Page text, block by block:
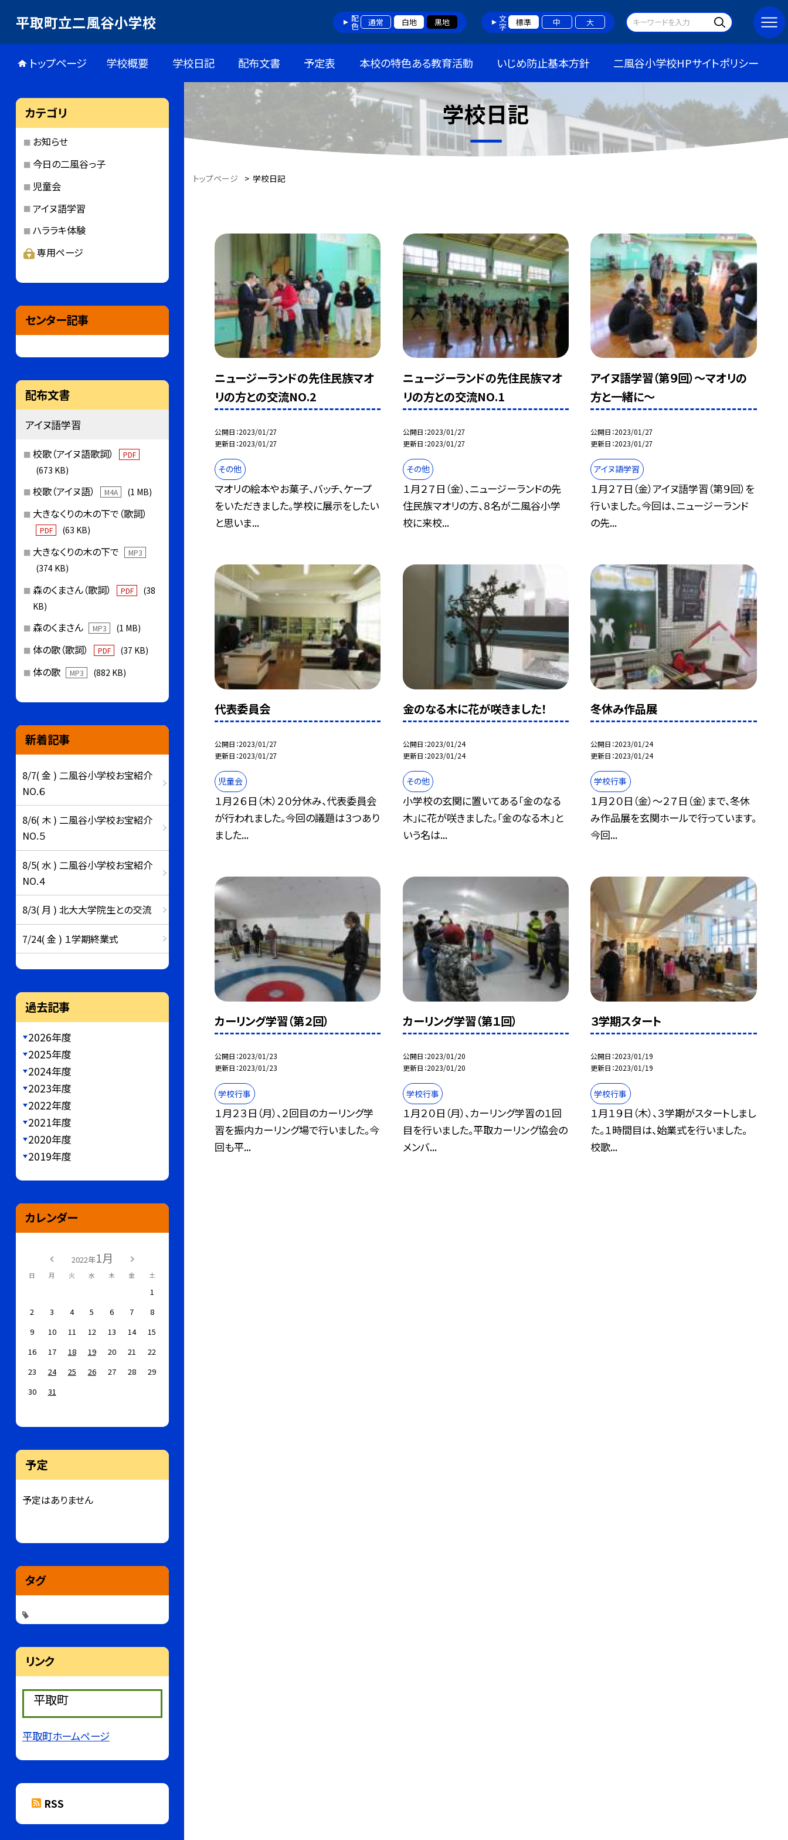
平取町立二風谷小学校 配色 通常 白地 黒地 文字 標準 中 大
トップページ 学校概要 学校日記 配布文書 予定表 本校の特色ある教育活動 いじめ防止基本方針 二風谷小学校HPサイトポリシー
学校日記
トップページ > 学校日記
ニュージーランドの先住民族マオ
リの方との交流NO.2
公開日 2023/01/27
更新日 2023/01/27
その他
マオリの絵本やお菓子、バッチ、ケープ
をいただきました。学校に展示をしたい
と思いま...
ニュージーランドの先住民族マオ
リの方との交流NO.1
公開日 2023/01/27
更新日 2023/01/27
その他
１月２７日（金）、ニュージーランドの先
住民族マオリの方、８名が二風谷小学
校に来校...
アイヌ語学習（第９回）〜マオリの
方と一緒に〜
公開日 2023/01/27
更新日 2023/01/27
アイヌ語学習
１月２７日（金）アイヌ語学習（第９回）を
行いました。今回は、ニュージーランド
の先...
代表委員会
公開日 2023/01/27
更新日 2023/01/27
児童会
１月２６日（木）２０分休み、代表委員会
が行われました。今回の議題は３つあり
ました...
金のなる木に花が咲きました！
公開日 2023/01/24
更新日 2023/01/24
その他
小学校の玄関に置いてある「金のなる
木」に花が咲きました。「金のなる木」と
いう名は...
冬休み作品展
公開日 2023/01/24
更新日 2023/01/24
学校行事
１月２０日（金）〜２７日（金）まで、冬休
み作品展を玄関ホールで行っています。
今回...
カーリング学習（第２回）
公開日 2023/01/23
更新日 2023/01/23
学校行事
１月２３日（月）、２回目のカーリング学
習を振内カーリング場で行いました。今
回も平...
カーリング学習（第１回）
公開日 2023/01/20
更新日 2023/01/20
学校行事
１月２０日（月）、カーリング学習の１回
目を行いました。平取カーリング協会の
メンバ...
３学期スタート
公開日 2023/01/19
更新日 2023/01/19
学校行事
１月１９日（木）、３学期がスタートしまし
た。１時間目は、始業式を行いました。
校歌...
カテゴリ
お知らせ
今日の二風谷っ子
児童会
アイヌ語学習
ハララキ体験
専用ページ
センター記事
配布文書
アイヌ語学習
校歌（アイヌ語歌詞） PDF
(673 KB)
校歌（アイヌ語） M4A (1 MB)
大きなくりの木の下で（歌詞）
PDF (63 KB)
大きなくりの木の下で MP3
(374 KB)
森のくまさん（歌詞） PDF
(38
KB)
森のくまさん MP3 (1 MB)
体の歌（歌詞） PDF (37 KB)
体の歌 MP3 (882 KB)
新着記事
8/7( 金 ) 二風谷小学校お宝紹介
NO.６
8/6( 木 ) 二風谷小学校お宝紹介
NO.５
8/5( 水 ) 二風谷小学校お宝紹介
NO.４
8/3( 月 ) 北大大学院生との交流
7/24( 金 ) １学期終業式
過去記事
2026年度
2025年度
2024年度
2023年度
2022年度
2021年度
2020年度
2019年度
カレンダー
2022年1月
日 月 火 水 木 金 土
1
2
3 4 5 6 7
8
9
10 11 12 13 14
15
16
17 18 19 20 21
22
23
24 25 26 27 28
29
30
31
予定
予定はありません
タグ
リンク
平取町
平取町ホームページ
RSS